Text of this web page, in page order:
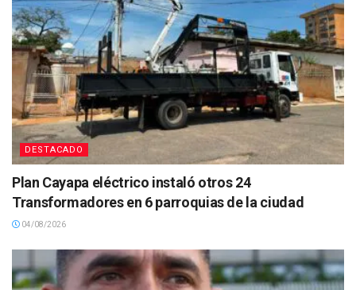
DESTACADO
Plan Cayapa eléctrico instaló otros 24
Transformadores en 6 parroquias de la ciudad
04/08/2026